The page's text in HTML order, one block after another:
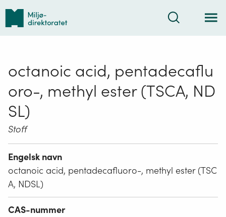
Tilbake
forsiden
Søk
octanoic acid, pentadecaflu
oro-, methyl ester (TSCA, ND
SL)
Stoff
Engelsk navn
octanoic acid, pentadecafluoro-, methyl ester (TSC
A, NDSL)
CAS-nummer